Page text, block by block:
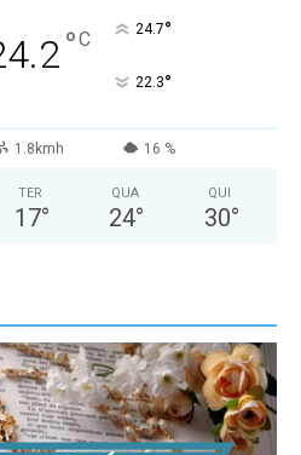
°C 24.7°
22.3°
1.8kmh 16 %
TER
17°
QUA
24°
QUI
30°